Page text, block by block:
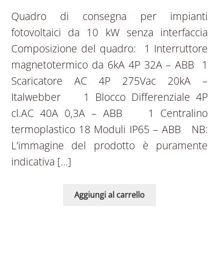
Quadro di consegna per impianti
fotovoltaici da 10 kW senza interfaccia
Composizione del quadro: 1 Interruttore
magnetotermico da 6kA 4P 32A – ABB 1
Scaricatore AC 4P 275Vac 20kA –
Italwebber 1 Blocco Differenziale 4P
cl.AC 40A 0,3A – ABB  1 Centralino
termoplastico 18 Moduli IP65 – ABB NB:
L’immagine del prodotto è puramente
indicativa […]
Aggiungi al carrello